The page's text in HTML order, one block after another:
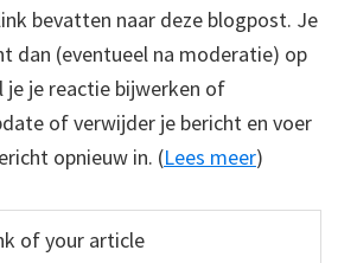
bevatten naar deze blogpost. Je
dan (eventueel na moderatie) op
je je reactie bijwerken of
of verwijder je bericht en voer
opnieuw in. (Lees meer)